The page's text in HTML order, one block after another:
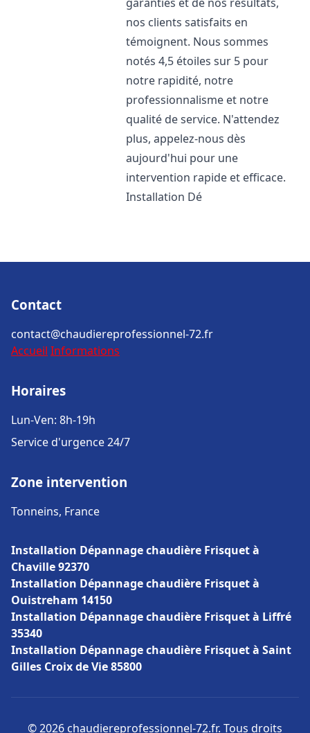
nos clients satisfaits en
témoignent. Nous sommes
notés 4,5 étoiles sur 5 pour
notre rapidité, notre
professionnalisme et notre
qualité de service. N'attendez
plus, appelez-nous dès
aujourd'hui pour une
intervention rapide et efficace.
Installation Dé
Contact
contact@chaudiereprofessionnel-72.fr
Accueil Informations
Horaires
Lun-Ven: 8h-19h
Service d'urgence 24/7
Zone intervention
Tonneins, France
Installation Dépannage chaudière Frisquet à
Chaville 92370
Installation Dépannage chaudière Frisquet à
Ouistreham 14150
Installation Dépannage chaudière Frisquet à Liffré
35340
Installation Dépannage chaudière Frisquet à Saint
Gilles Croix de Vie 85800
© 2026 chaudiereprofessionnel-72.fr. Tous droits